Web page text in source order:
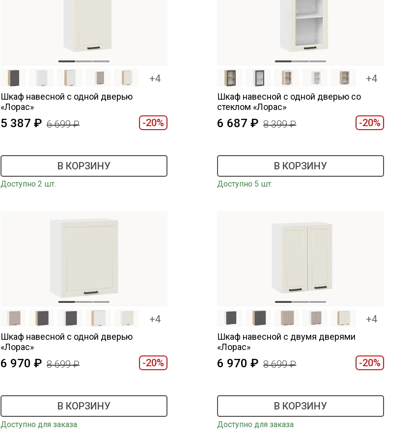
+4
Шкаф навесной c одной дверью
«Лорас»
5 387 6 699 -20%
В КОРЗИНУ
Доступно 2 шт.
+4
Шкаф навесной c одной дверью со
стеклом «Лорас»
6 687 8 399 -20%
В КОРЗИНУ
Доступно 5 шт.
+4
Шкаф навесной c одной дверью
«Лорас»
6 970 8 699 -20%
В КОРЗИНУ
Доступно для заказа
+4
Шкаф навесной c двумя дверями
«Лорас»
6 970 8 699 -20%
В КОРЗИНУ
Доступно для заказа